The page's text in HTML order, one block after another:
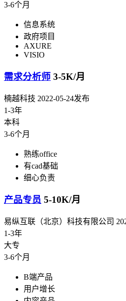
3-6个月
信息系统
政府项目
AXURE
VISIO
需求分析师 3-5K/月
楠越科技 2022-05-24发布
1-3年
本科
3-6个月
熟练office
有cad基础
细心负责
产品专员 5-10K/月
易纵互联（北京）科技有限公司
1-3年
大专
3-6个月
B端产品
用户增长